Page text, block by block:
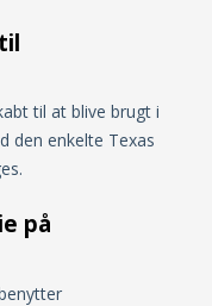
til at blive brugt i
den enkelte Texas
på